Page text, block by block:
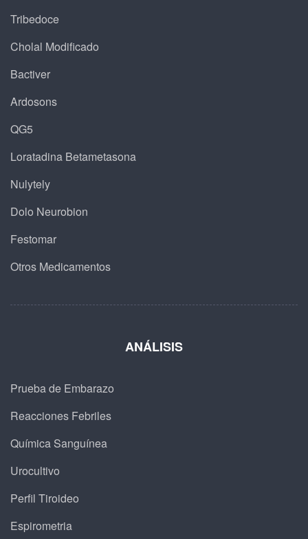
Tribedoce
Cholal Modificado
Bactiver
Ardosons
QG5
Loratadina Betametasona
Nulytely
Dolo Neurobion
Festomar
Otros Medicamentos
ANÁLISIS
Prueba de Embarazo
Reacciones Febriles
Química Sanguínea
Urocultivo
Perfil Tiroideo
Espirometria